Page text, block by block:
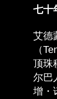
七十
艾德
（
顶珠
尔巴
增・